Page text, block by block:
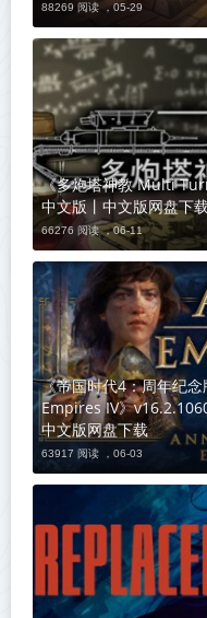
88269 阅读 ，05-29
《多炮塔神教 Multi
中文版丨中文版网盘下载
66276 阅读 ，06-11
《帝国时代4：周年纪
Empires IV》
中文版网盘下载
63917 阅读 ， 06-03